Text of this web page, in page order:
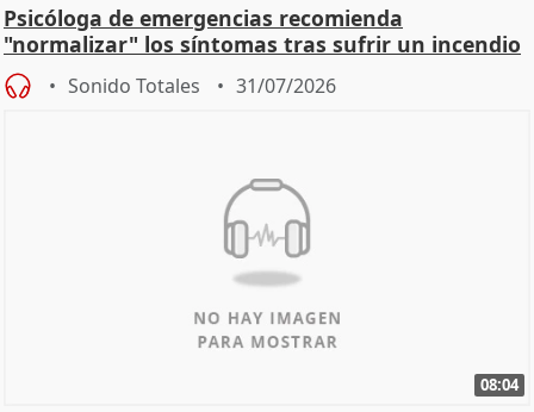
Psicóloga de emergencias recomienda
"normalizar" los síntomas tras sufrir un incendio
Sonido Totales 31/07/2026
08:04